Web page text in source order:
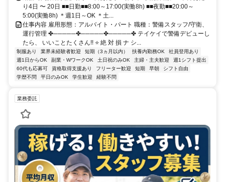
り4日 〜 20日 ■■日勤■■8:00～17:00(実働8h) ■■夜勤■■20:00～
5:00(実働8h) ＊週1日～OK ＊土...
仕事内容 雇用形態：アルバイト・パート 職種：警備スタッフ/守衛、
運行管理 ✤─────✤─────✤─────✤ テイケイで警備デビューし
たら、 いいことたくさん!! ⭐ 絶 対 損 ナ シ...
制服あり 業界未経験者歓迎 短期（3ヵ月以内） 扶養内勤務OK
社員登用あり
週1日からOK
副業・WワークOK 土日祝のみOK 主婦・主夫歓迎
週1シフト提出
60代も応募可
資格取得支援あり フリーター歓迎 短期 早朝
シフト自由
学歴不問
平日のみOK 学生歓迎 経験不問
業務委託